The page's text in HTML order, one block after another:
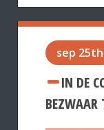
sep 25th
IN DE
BEZWAAR